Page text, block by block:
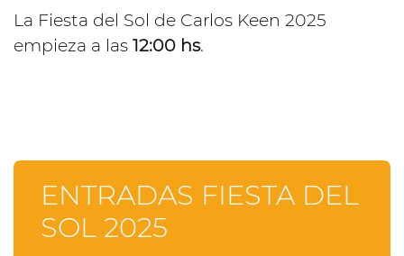
La Fiesta del Sol de Carlos Keen 2025
empieza a las 12:00 hs.
ENTRADAS FIESTA DEL
SOL 2025